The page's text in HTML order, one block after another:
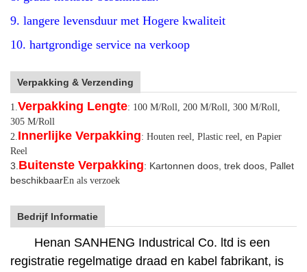
9. langere levensduur met Hogere kwaliteit
10. hartgrondige service na verkoop
Verpakking & Verzending
1.Verpakking Lengte: 100 M/Roll, 200 M/Roll, 300 M/Roll,
305 M/Roll
2.Innerlijke Verpakking: Houten reel, Plastic reel, en Papier
Reel
3. Buitenste Verpakking: Kartonnen doos, trek doos, Pallet
beschikbaarEn als verzoek
Bedrijf Informatie
Henan SANHENG Industrical Co. ltd is een
registratie regelmatige draad en kabel fabrikant, is